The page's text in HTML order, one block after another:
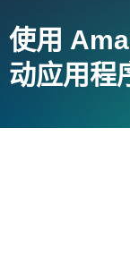
IT 专家中心
架构中心
更多资源
使用
动应用程